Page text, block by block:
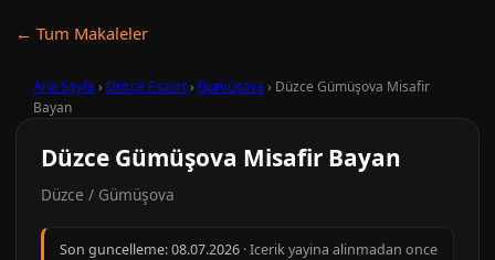
← Tum Makaleler
Ana Sayfa › Düzce Escort› Gümüşova › Düzce Gümüşova Misafir
Bayan
Düzce Gümüşova Misafir Bayan
Düzce / Gümüşova
Son guncelleme:08.07.2026 · Icerik yayina alinmadan once